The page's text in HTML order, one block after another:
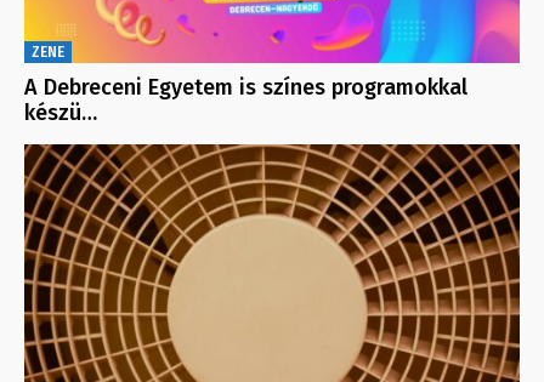
ZENE
A Debreceni Egyetem is színes programokkal
készü…